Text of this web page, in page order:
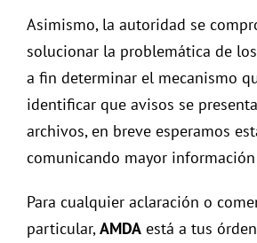
Asimismo, la autoridad se
solucionar la problemática de
a fin determinar el mecanismo
identificar que avisos se
archivos, en breve esperamos
comunicando mayor
Para cualquier aclaración o
particular,AMDA está a tus